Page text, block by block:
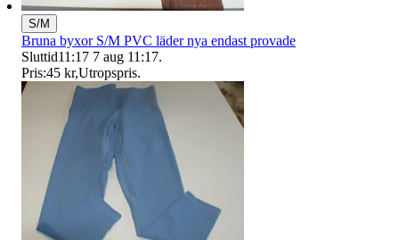
S/M
Bruna byxor S/M PVC läder nya endast provade
Sluttid11:17 7 aug 11:17.
Pris:45 kr,Utropspris.